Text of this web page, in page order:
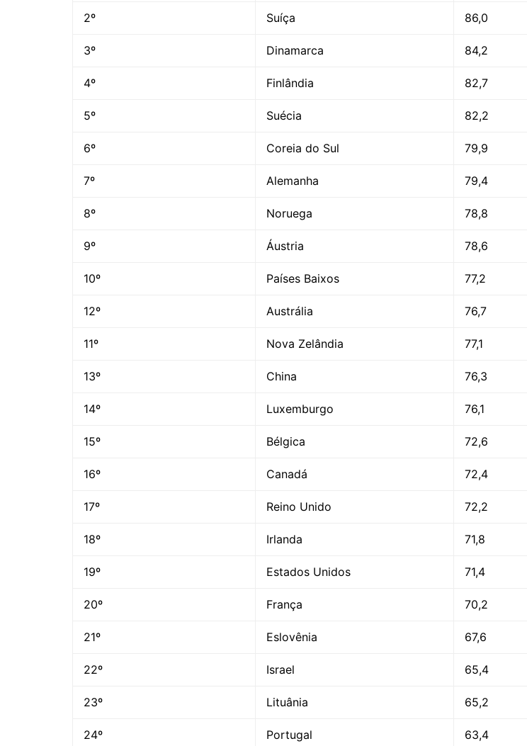
2º Suíça 86,0
3º Dinamarca 84,2
4º Finlândia 82,7
5º Suécia 82,2
6º Coreia do Sul 79,9
7º Alemanha 79,4
8º Noruega 78,8
9º Áustria 78,6
10º Países Baixos 77,2
12º Austrália 76,7
11º Nova Zelândia 77,1
13º China 76,3
14º Luxemburgo 76,1
15º Bélgica 72,6
16º Canadá 72,4
17º Reino Unido 72,2
18º Irlanda 71,8
19º Estados Unidos 71,4
20º França 70,2
21º Eslovênia 67,6
22º Israel 65,4
23º Lituânia 65,2
24º Portugal 63,4